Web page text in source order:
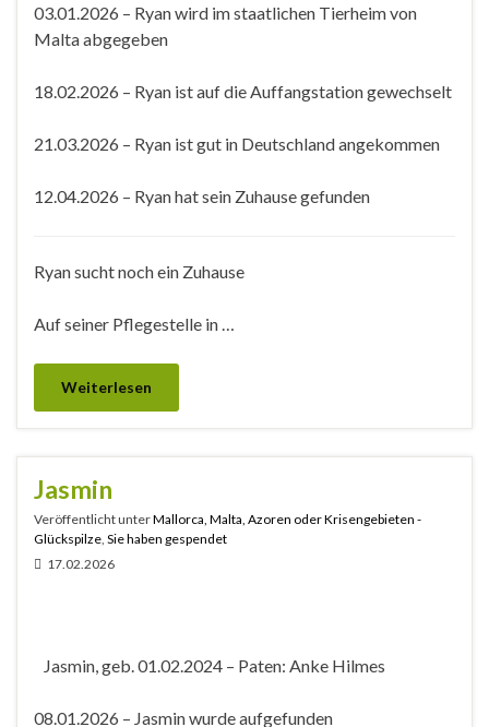
03.01.2026 – Ryan wird im staatlichen Tierheim von
Malta abgegeben
18.02.2026 – Ryan ist auf die Auffangstation gewechselt
21.03.2026 – Ryan ist gut in Deutschland angekommen
12.04.2026 – Ryan hat sein Zuhause gefunden
Ryan sucht noch ein Zuhause
Auf seiner Pflegestelle in …
Weiterlesen
Jasmin
Veröffentlicht unterMallorca, Malta, Azoren oder Krisengebieten -
Glückspilze Sie haben gespendet
17.02.2026
Jasmin, geb. 01.02.2024 – Paten: Anke Hilmes
08.01.2026 – Jasmin wurde aufgefunden